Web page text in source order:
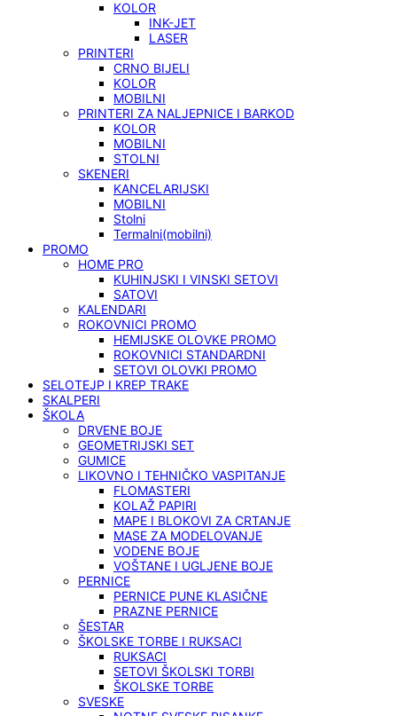
KOLOR
INK-JET
LASER
PRINTERI
CRNO BIJELI
KOLOR
MOBILNI
PRINTERI ZA NALJEPNICE I BARKOD
KOLOR
MOBILNI
STOLNI
SKENERI
KANCELARIJSKI
MOBILNI
Stolni
Termalni(mobilni)
PROMO
HOME PRO
KUHINJSKI I VINSKI SETOVI
SATOVI
KALENDARI
ROKOVNICI PROMO
HEMIJSKE OLOVKE PROMO
ROKOVNICI STANDARDNI
SETOVI OLOVKI PROMO
SELOTEJP I KREP TRAKE
SKALPERI
ŠKOLA
DRVENE BOJE
GEOMETRIJSKI SET
GUMICE
LIKOVNO I TEHNIČKO VASPITANJE
FLOMASTERI
KOLAŽ PAPIRI
MAPE I BLOKOVI ZA CRTANJE
MASE ZA MODELOVANJE
VODENE BOJE
VOŠTANE I UGLJENE BOJE
PERNICE
PERNICE PUNE KLASIČNE
PRAZNE PERNICE
ŠESTAR
ŠKOLSKE TORBE I RUKSACI
RUKSACI
SETOVI ŠKOLSKI TORBI
ŠKOLSKE TORBE
SVESKE